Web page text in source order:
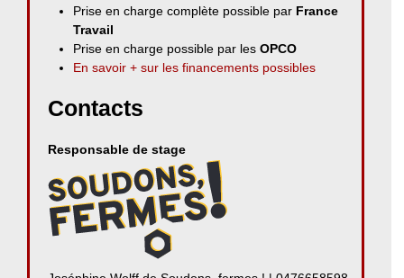
Prise en charge complète possible par France
Travail
Prise en charge possible par lesOPCO
En savoir + sur les financements possibles
Contacts
Responsable de stage